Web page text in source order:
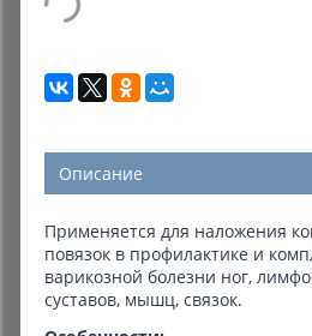
Описание
Применяется для наложения
повязок в профилактике и
варикозной болезни ног,
суставов, мышц, связок.